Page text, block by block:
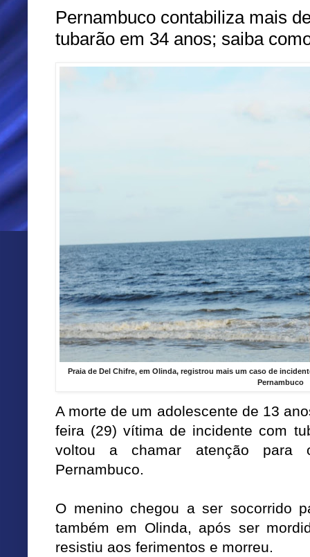
Pernambuco contabiliza mais
tubarão em 34 anos; saiba
Praia de Del Chifre, em Olinda, registrou mais um caso de
Pernambuco
A morte de um adolescente de 13
feira (29) vítima de incidente com
voltou a chamar atenção para
Pernambuco.
O menino chegou a ser socorrido
também em Olinda, após ser
resistiu aos ferimentos e morreu.